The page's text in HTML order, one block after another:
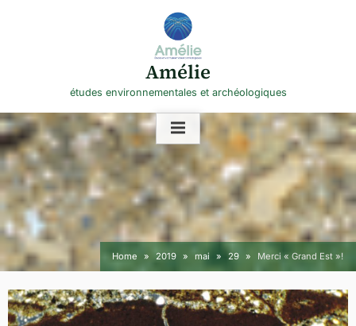
Amélie
études environnementales et archéologiques
Home 2019 mai 29 Merci « Grand Est »!